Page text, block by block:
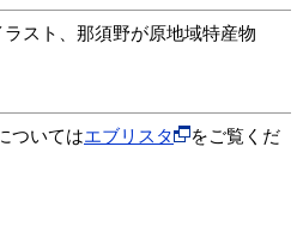
スト、那須野が原地域特産物
ついてはエブリスタ
をご覧くだ